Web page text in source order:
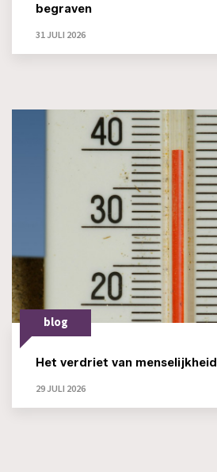
begraven
31 JULI 2026
blog
Het verdriet van menselijkheid
29 JULI 2026